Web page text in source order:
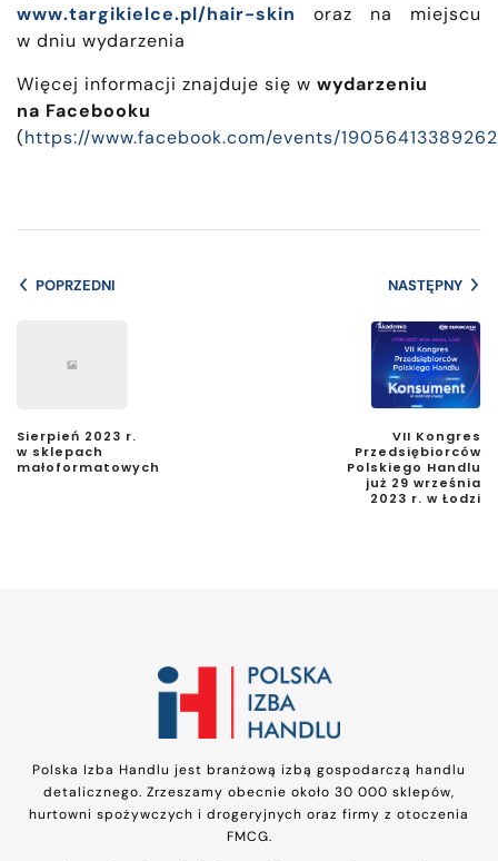
www.targikielce.pl/hair-skin oraz na miejscu
w dniu wydarzenia
Więcej informacji znajduje się w wydarzeniu
na Facebooku
(https://www.facebook.com/events/
POPRZEDNI
Sierpień 2023 r.
w sklepach
małoformatowych
NASTĘPNY
VII Kongres
Przedsiębiorców
Polskiego Handlu
już 29 września
2023 r. w Łodzi
Polska Izba Handlu jest branżową izbą gospodarczą handlu
detalicznego. Zrzeszamy obecnie około 30 000 sklepów,
hurtowni spożywczych i drogeryjnych oraz firmy z otoczenia
FMCG.